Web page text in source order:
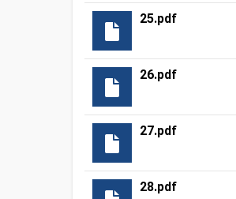
25.pdf
26.pdf
27.pdf
28.pdf